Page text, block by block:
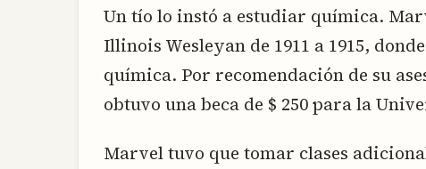
Un tío lo instó a estudiar química.
Illinois Wesleyan de 1911 a 1915,
química. Por recomendación de su
obtuvo una beca de $ 250 para la
Marvel tuvo que tomar clases